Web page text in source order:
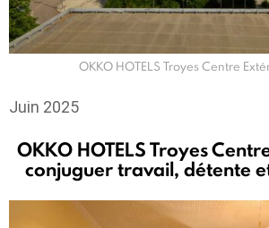
OKKO HOTELS Troyes Centre
Juin 2025
OKKO HOTELS Troyes
conjuguer travail, détente